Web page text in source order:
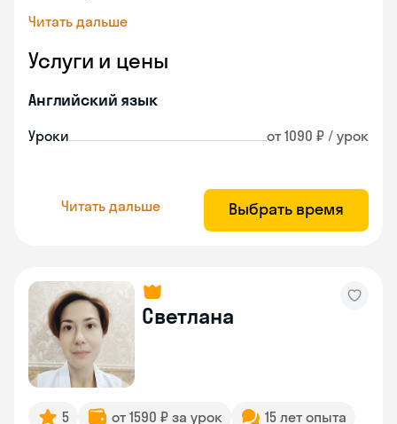
Читать дальше
Услуги и цены
Английский язык
Уроки от 1090 ₽ / урок
Читать дальше Выбрать время
Светлана
5 от 1590 ₽ за урок
15 лет опыта